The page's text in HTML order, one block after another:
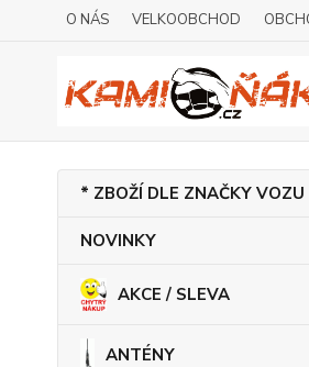
O NÁS VELKOOBCHOD
* ZBOŽÍ DLE ZNAČKY VOZU
NOVINKY
AKCE / SLEVA
ANTÉNY